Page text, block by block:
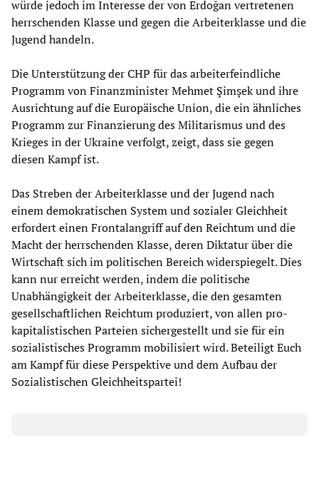
würde jedoch im Interesse der von Erdoğan vertretenen
herrschenden Klasse und gegen die Arbeiterklasse und die
Jugend handeln.
Die Unterstützung der CHP für das arbeiterfeindliche
Programm von Finanzminister Mehmet Şimşek und ihre
Ausrichtung auf die Europäische Union, die ein ähnliches
Programm zur Finanzierung des Militarismus und des
Krieges in der Ukraine verfolgt, zeigt, dass sie gegen
diesen Kampf ist.
Das Streben der Arbeiterklasse und der Jugend nach
einem demokratischen System und sozialer Gleichheit
erfordert einen Frontalangriff auf den Reichtum und die
Macht der herrschenden Klasse, deren Diktatur über die
Wirtschaft sich im politischen Bereich widerspiegelt. Dies
kann nur erreicht werden, indem die politische
Unabhängigkeit der Arbeiterklasse, die den gesamten
gesellschaftlichen Reichtum produziert, von allen pro-
kapitalistischen Parteien sichergestellt und sie für ein
sozialistisches Programm mobilisiert wird. Beteiligt Euch
am Kampf für diese Perspektive und dem Aufbau der
Sozialistischen Gleichheitspartei!